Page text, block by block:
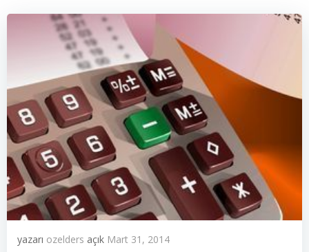
yazarı ozelders açık Mart 31, 2014